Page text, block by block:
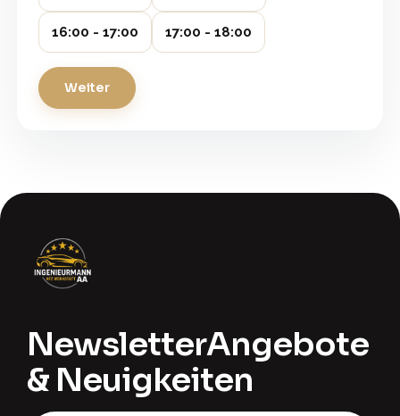
16:00 - 17:00 17:00 - 18:00
Weiter
NewsletterAngebote
& Neuigkeiten